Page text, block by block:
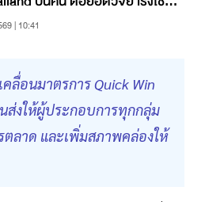
| 10:41
ลื่อนมาตรการ Quick Win
งให้ผู้ประกอบการทุกกลุ่ม
ตลาด และเพิ่มสภาพคล่องให้